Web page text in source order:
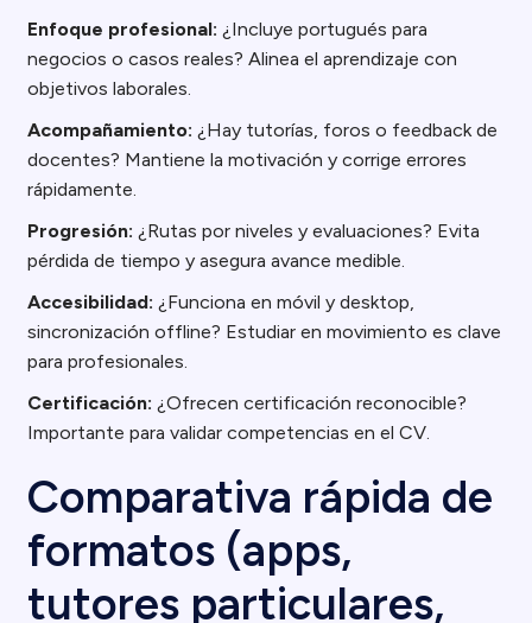
Enfoque profesional: ¿Incluye portugués para
negocios o casos reales? Alinea el aprendizaje con
objetivos laborales.
Acompañamiento: ¿Hay tutorías, foros o feedback de
docentes? Mantiene la motivación y corrige errores
rápidamente.
Progresión: ¿Rutas por niveles y evaluaciones? Evita
pérdida de tiempo y asegura avance medible.
Accesibilidad: ¿Funciona en móvil y desktop,
sincronización offline? Estudiar en movimiento es clave
para profesionales.
Certificación: ¿Ofrecen certificación reconocible?
Importante para validar competencias en el CV.
Comparativa rápida de
formatos (apps,
tutores particulares,